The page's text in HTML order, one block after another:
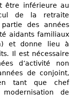
être inférieure au
de la retraite
des années
aidants familiaux
et donne lieu à
Il est nécessaire
d’activité non
de conjoint,
tant que chef
de